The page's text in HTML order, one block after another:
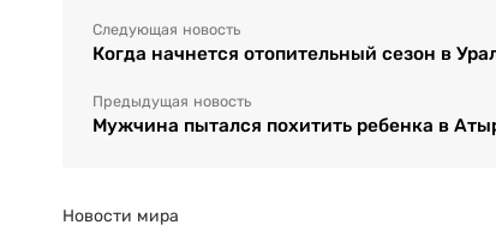
Следующая новость
Когда начнется отопительный сезон в
Предыдущая новость
Мужчина пытался похитить ребенка в
Новости мира